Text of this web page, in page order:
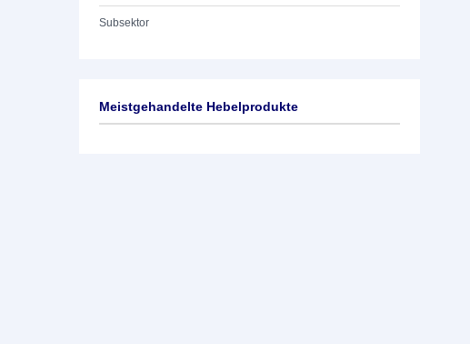
Subsektor
Meistgehandelte Hebelprodukte